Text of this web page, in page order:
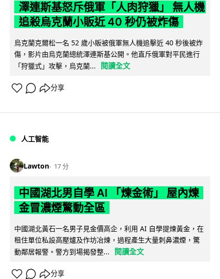
澤連斯基怒斥俄軍「人肉狩獵」 無人機
追殺烏克蘭小販近 40 秒仍被炸傷
烏克蘭克爾松一名 52 歲小販被俄軍無人機追擊近 40 秒後被炸
傷，影片由烏克蘭總統澤連斯基公開。他直斥俄軍對平民進行
「狩獵式」攻擊，烏克蘭...
閱讀全文
分享
人工智能
Lawton 17 分
中國湖北男自學 AI 「煉金術」 屋內煉
金冒濃煙驚動全區
中國湖北黃石一名男子見金價高企，利用 AI 自學提煉黃金，在
租住單位私設高壓爐及作坊冶煉，過程產生大量刺鼻濃煙，驚
動鄰居報警。警方到場揭發整...
閱讀全文
分享